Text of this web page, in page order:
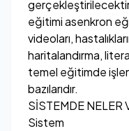
eğitimi asenkron
videoları,
haritalandırma,
temel eğitimde
bazılarıdır.
SİSTEMDE NELER
Sistem